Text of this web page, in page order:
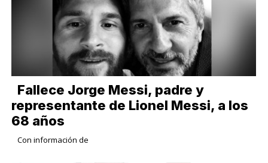
Fallece Jorge Messi, padre y
representante de Lionel Messi, a los
68 años
Con información de